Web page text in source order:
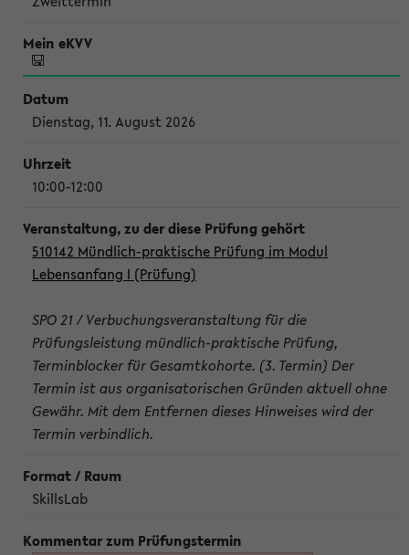
Dienstag, 11. August 2026
10:00-12:00
510142 Mündlich-praktische Prüfung im Modul
Lebensanfang I (Prüfung)
SPO 21 / Verbuchungsveranstaltung für die
Prüfungsleistung mündlich-praktische Prüfung,
Terminblocker für Gesamtkohorte. (3. Termin) Der
Termin ist aus organisatorischen Gründen aktuell ohne
Gewähr. Mit dem Entfernen dieses Hinweises wird der
Termin verbindlich.
SkillsLab